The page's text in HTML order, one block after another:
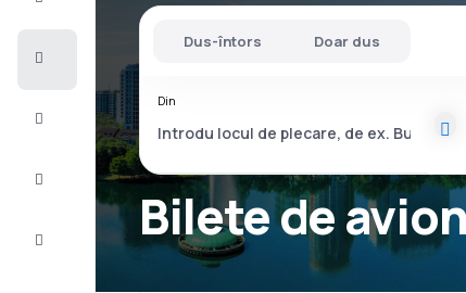
Vacanţe
Bilete de
Dus-întors Doar dus
Din